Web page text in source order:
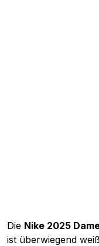
Die Nike 2025
ist überwiegend